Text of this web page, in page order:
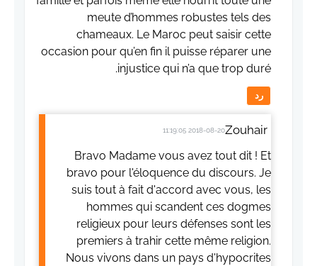
meute d’hommes robustes tels des
chameaux. Le Maroc peut saisir cette
occasion pour qu’en fin il puisse réparer une
injustice qui n’a que trop duré.
رد
Zouhair
2018-08-20 11:19:05
Bravo Madame vous avez tout dit ! Et
bravo pour l'éloquence du discours. Je
suis tout à fait d'accord avec vous, les
hommes qui scandent ces dogmes
religieux pour leurs défenses sont les
premiers à trahir cette même religion.
Nous vivons dans un pays d'hypocrites